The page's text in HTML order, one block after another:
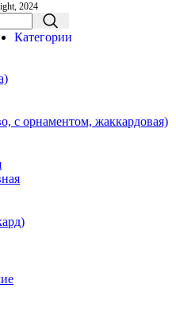
2024
Категории
с орнаментом, жаккардовая)